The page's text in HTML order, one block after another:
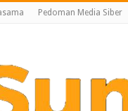
Pedoman Media Siber